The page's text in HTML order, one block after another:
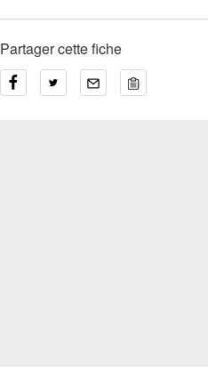
Partager cette fiche